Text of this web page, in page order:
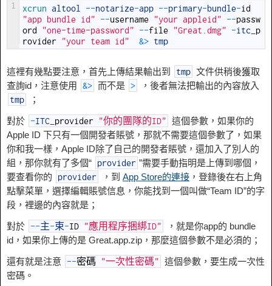
1 xcrun altool --notarize-app --primary-bundle-id
"app bundle id"
--username "your appleid" --passw
ord
"one-time-password" --file "Great.dmg" -itc p
rovider
"your team id" &> tmp
這裡有幾點要注意，首先上傳結果輸出到 tmp 文件供稍後獲取
查詢id，注意使用
&> 而不是 > ，後者無法把輸出的內容放入
tmp ；
對於 -ITC provider "你的團隊的ID"
這個參數，如果你的
Apple ID 下只有一個開發者賬號，那就不需要這個參數了，如果
你和我一樣，Apple ID除了自己的開發者賬號，還加入了別人的
組，那你就有了多個“
provider ”需要手動指明是上傳到哪個，
要查看你的
provider ，到 App Store的連接 ，登錄後在右上角
點擊菜單，選擇編輯賬號信息，你能找到一個叫做“Team ID”的字
段，裡邊的內容就是；
對於 --主-束-ID "應用程序捆綁ID"
，就是你app的 bundle
id，如果你上傳的是 Great.app.zip，那麼這個參數不是必須的；
還有就是注意 --密碼 "一次性密碼"
這個參數，要生成一次性
密碼。